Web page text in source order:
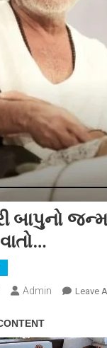
બાપુનો
Admin Leave